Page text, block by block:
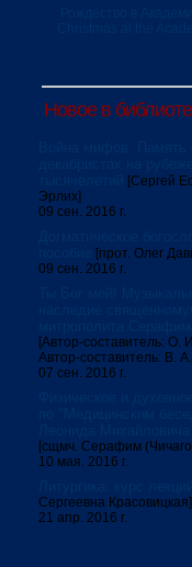
Новое в
[Сергей
Эрлих]
09 сен. 2016 г.
[прот. Олег
09 сен. 2016 г.
[Автор-составитель: О.
Автор-составитель: В.
07 сен. 2016 г.
[сщмч. Серафим
10 мая. 2016 г.
Сергеевна Красовицкая]
21 апр. 2016 г.